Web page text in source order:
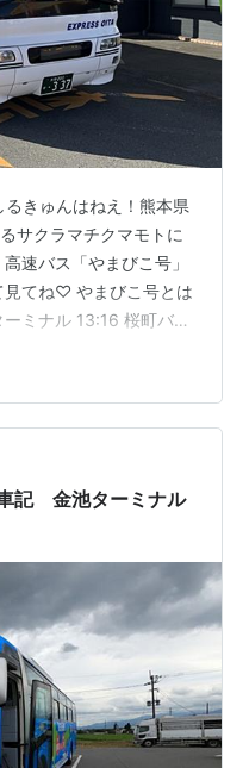
きゅんはねえ！熊本県
サクラマチクマモトに
速バス「やまびこ号」
見てね♡ やまびこ号とは
ミナル 13:16 桜町バス
まもと空港 到着 14:20
津駅南口 到着 14:39 大
14:57 阿蘇西IC 降りる
…
記 金池ターミナル